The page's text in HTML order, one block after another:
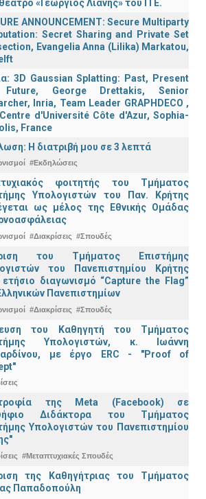
«Γεώργιος Λιάνης» του ΙΤΕ.
ANNOUNCEMENT: Secure Multiparty
Secret Sharing and Private Set
Evangelia Anna (Lilika) Markatou,
3D Gaussian Splatting: Past, Present
George Drettakis, Senior
Inria, Team Leader GRAPHDECO ,
d'Université Côte d'Azur, Sophia-
France
Η διατριβή μου σε 3 λεπτά
#Εκδηλώσεις
φοιτητής του Τμήματος
Υπολογιστών του Παν. Κρήτης
ως μέλος της Εθνικής Ομάδας
#Διακρίσεις #Σπουδές
του Τμήματος Επιστήμης
του Πανεπιστημίου Κρήτης
διαγωνισμό “Capture the Flag”
Πανεπιστημίων
#Διακρίσεις #Σπουδές
του Καθηγητή του Τμήματος
Υπολογιστών, κ. Ιωάννη
με έργο ERC - "Proof of
της Meta (Facebook) σε
Διδάκτορα του Τμήματος
Υπολογιστών του Πανεπιστημίου
#Μεταπτυχιακές Σπουδές
της Καθηγήτριας του Τμήματος
Παπαδοπούλη